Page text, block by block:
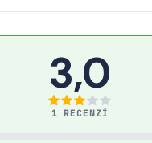
3,0
1 RECENZÍ